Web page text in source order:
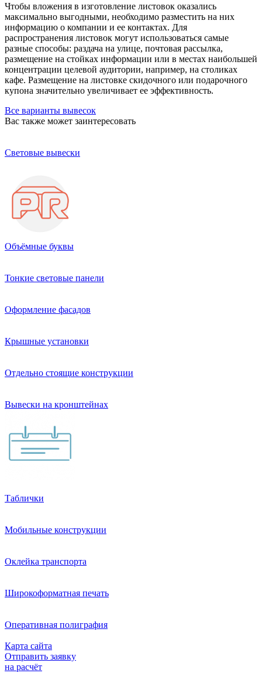
Чтобы вложения в изготовление листовок оказались
максимально выгодными, необходимо разместить на них
информацию о компании и ее контактах. Для
распространения листовок могут использоваться самые
разные способы: раздача на улице, почтовая рассылка,
размещение на стойках информации или в местах наибольшей
концентрации целевой аудитории, например, на столиках
кафе. Размещение на листовке скидочного или подарочного
купона значительно увеличивает ее эффективность.
Все варианты вывесок
Вас также может заинтересовать
Световые вывески
Объёмные буквы
Тонкие световые панели
Оформление фасадов
Крышные установки
Отдельно стоящие конструкции
Вывески на кронштейнах
Таблички
Мобильные конструкции
Оклейка транспорта
Широкоформатная печать
Оперативная полиграфия
Карта сайта
Отправить заявку
на расчёт